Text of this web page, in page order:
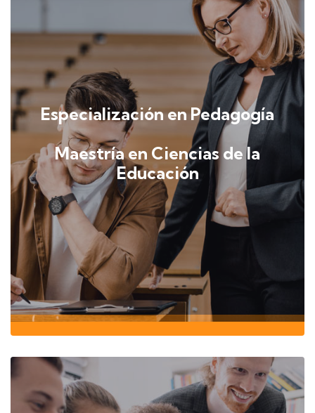
Especialización en Pedagogía
Maestría en Ciencias de la
Educación